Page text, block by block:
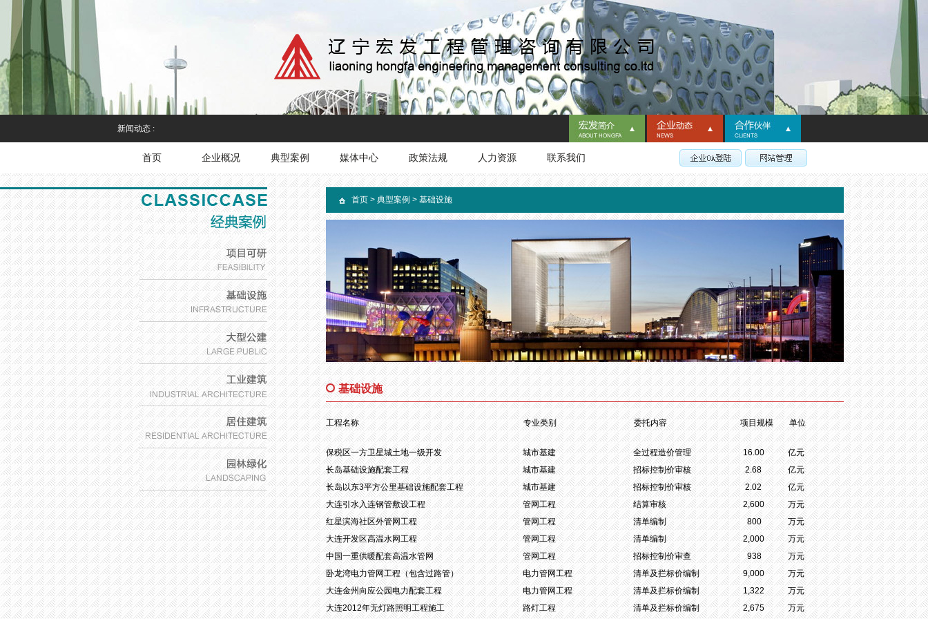
新闻动态 :
首页 企业概况 典型案例 媒体中心 政策法规 人力资源 联系我们
首页 > 典型案例 > 基础设施
基础设施
工程名称 专业类别 委托内容 项目规模 单位
保税区一方卫星城土地一级开发 城市基建 全过程造价管理 16.00
亿元
长岛基础设施配套工程
城市基建 招标控制价审核 2.68
亿元
长岛以东3平方公里基础设施配套工程
城市基建 招标控制价审核 2.02
亿元
大连引水入连钢管敷设工程
管网工程 结算审核 2,600
万元
红星滨海社区外管网工程
管网工程 清单编制 800
万元
大连开发区高温水网工程
管网工程 清单编制 2,000
万元
中国一重供暖配套高温水管网
管网工程 招标控制价审查 938
万元
卧龙湾电力管网工程（包含过路管）
电力管网工程 清单及拦标价编制 9,000
万元
大连金州向应公园电力配套工程
电力管网工程 清单及拦标价编制 1,322
万元
大连2012年无灯路照明工程施工
路灯工程 清单及拦标价编制 2,675 万元